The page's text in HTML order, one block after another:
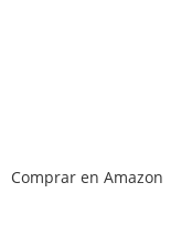
Comprar en Amazon